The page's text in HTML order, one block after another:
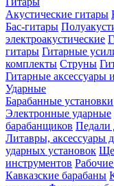
Акустические гитары
Бас-гитары
электроакустические
гитары Гитарные
комплекты Струны
Гитарные аксессуары
Ударные
Барабанные установки
Электронные ударные
барабанщиков Педали
Литавры, аксессуары
ударных установок
инструментов
Кавказские барабаны